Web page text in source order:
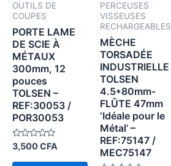
OUTILS DE
COUPES
PORTE LAME
DE SCIE À
MÉTAUX
300mm, 12
pouces
TOLSEN –
REF:30053 /
POR30053
Rated
0
out
3,500CFA
PERCEUSES
VISSEUSES
RECHARGEABLES
MÈCHE
TORSADÉE
INDUSTRIELLE
TOLSEN
4.5*80mm-
FLÛTE 47mm
‘Idéale pour le
Métal’ –
REF:75147 /
MEC75147